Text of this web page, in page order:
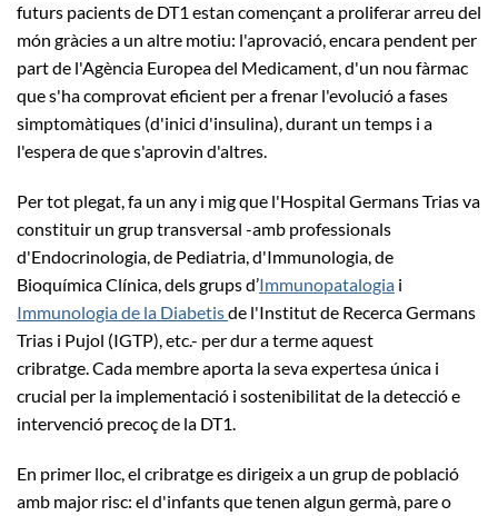
futurs pacients de DT1 estan començant a proliferar arreu del
món gràcies a un altre motiu: l'aprovació, encara pendent per
part de l'Agència Europea del Medicament, d'un nou fàrmac
que s'ha comprovat eficient per a frenar l'evolució a fases
simptomàtiques (d'inici d'insulina), durant un temps i a
l'espera de que s'aprovin d'altres.
Per tot plegat, fa un any i mig que l'Hospital Germans Trias va
constituir un grup transversal -amb professionals
d'Endocrinologia, de Pediatria, d'Immunologia, de
Bioquímica Clínica, dels grups d’Immunopatalogia i
Immunologia de la Diabetisde l'Institut de Recerca Germans
Trias i Pujol (IGTP), etc.- per dur a terme aquest
cribratge. Cada membre aporta la seva expertesa única i
crucial per la implementació i sostenibilitat de la detecció e
intervenció precoç de la DT1.
En primer lloc, el cribratge es dirigeix a un grup de població
amb major risc: el d'infants que tenen algun germà, pare o